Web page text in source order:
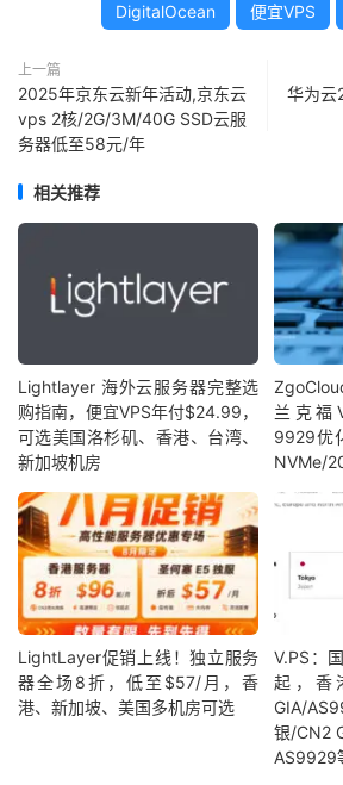
DigitalOcean 便宜VPS
上一篇
2025年京东云新年活动,京东云
vps 2核/2G/3M/40G SSD云服
务器低至58元/年
华为云
相关推荐
Lightlayer 海外云服务器完整选
购指南，便宜VPS年付$24.99，
可选美国洛杉矶、香港、台湾、
新加坡机房
兰克福
9929优
NVMe/
LightLayer促销上线！独立服务
器全场8折，低至$57/月，香
港、新加坡、美国多机房可选
V.PS：
起，香
GIA/
银/CN2
AS9929